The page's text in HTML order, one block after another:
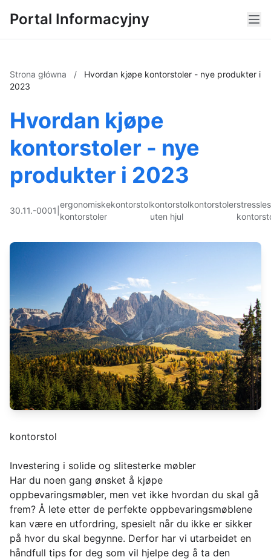
Portal Informacyjny
Strona główna /
Hvordan kjøpe kontorstoler - nye produkter i
2023
Hvordan kjøpe
kontorstoler - nye
produkter i 2023
30.11.-0001
ergonomiske
kontorstoler
kontorstolkontorstol
uten hjul
kontorstoler
kontorstol
Investering i solide og slitesterke møbler
Har du noen gang ønsket å kjøpe
oppbevaringsmøbler, men vet ikke hvordan du skal gå
frem? Å lete etter de perfekte oppbevaringsmøblene
kan være en utfordring, spesielt når du ikke er sikker
på hvor du skal begynne. Derfor har vi utarbeidet en
håndfull tips for deg som vil hjelpe deg å ta den